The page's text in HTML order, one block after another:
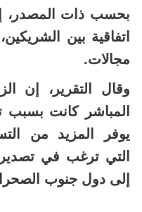
مجالات.
وقال التقرير، إن
المباشر كانت بسبب
يوفر المزيد من
التي ترغب في تصدير
إلى دول جنوب